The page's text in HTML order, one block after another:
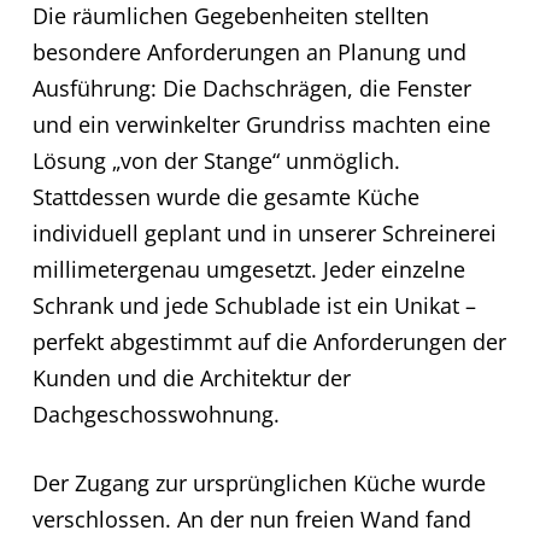
Die räumlichen Gegebenheiten stellten
besondere Anforderungen an Planung und
Ausführung: Die Dachschrägen, die Fenster
und ein verwinkelter Grundriss machten eine
Lösung „von der Stange“ unmöglich.
Stattdessen wurde die gesamte Küche
individuell geplant und in unserer Schreinerei
millimetergenau umgesetzt. Jeder einzelne
Schrank und jede Schublade ist ein Unikat –
perfekt abgestimmt auf die Anforderungen der
Kunden und die Architektur der
Dachgeschosswohnung.
Der Zugang zur ursprünglichen Küche wurde
verschlossen. An der nun freien Wand fand